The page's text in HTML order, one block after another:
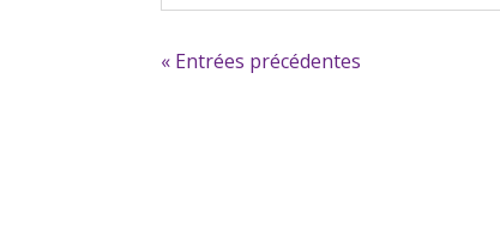
« Entrées précédentes